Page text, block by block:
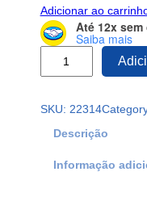
Adicionar ao
Até 12x sem
Saiba mais
F
SKU: 22314
Descrição
Informação